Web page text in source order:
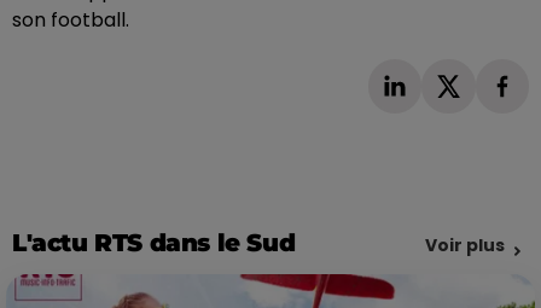
son football.
L'actu RTS dans le Sud Voir plus